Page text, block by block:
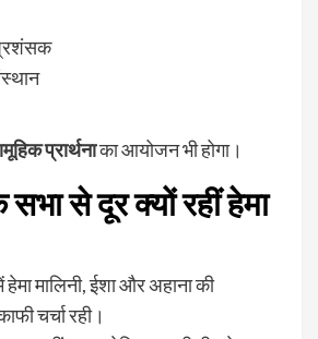
प्रार्थनाका आयोजन भी होगा।
से दूर क्यों रहीं हेमा
मालिनी, ईशा और अहाना की
चर्चा रही।